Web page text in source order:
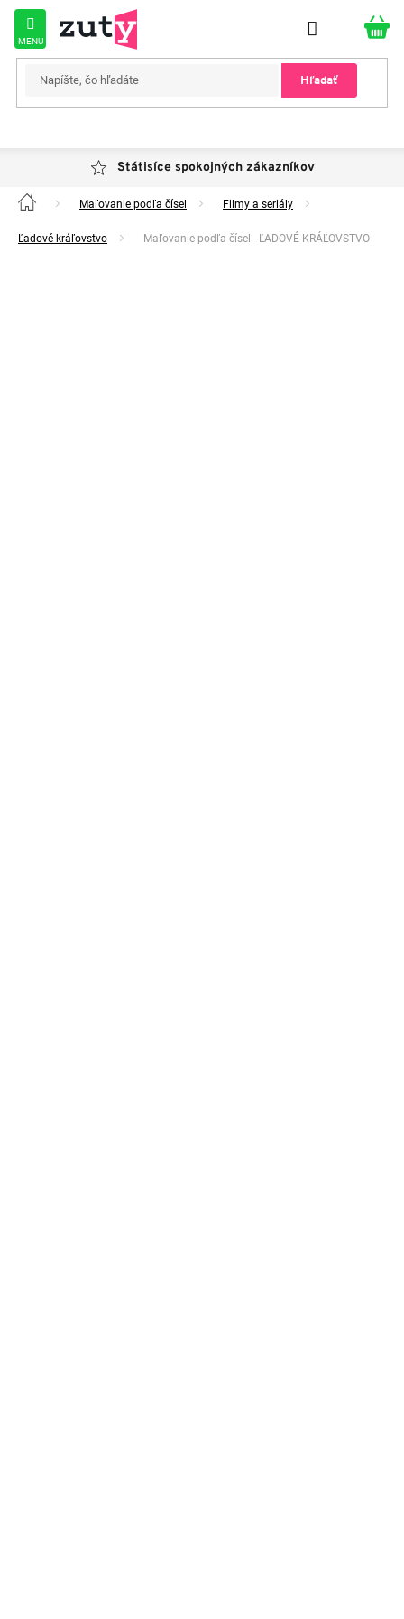
Prejsť
obsah
Hľadať
Státisíce spokojných zákazníkov
Domov Maľovanie podľa čísel Filmy a seriály
Ľadové kráľovstvo Maľovanie podľa čísel - ĽADOVÉ KRÁĽOVSTVO